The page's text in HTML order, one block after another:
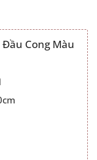
₫.
Cong Màu